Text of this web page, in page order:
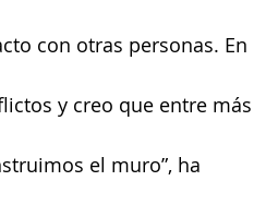
con otras personas. En
y creo que entre más
el muro”, ha